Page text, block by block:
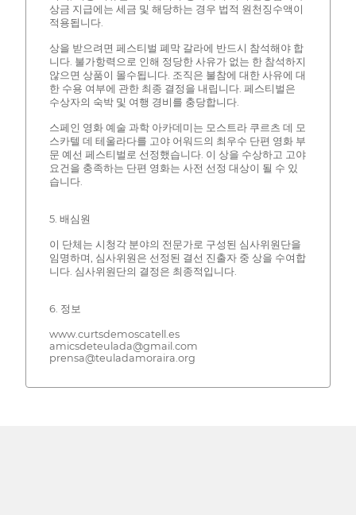
상금 지급에는 세금 및 해당하는 경우 법적 원천징수액이
적용됩니다.
상을 받으려면 페스티벌 폐막 갈라에 반드시 참석해야 합
니다. 불가항력으로 인해 정당한 사유가 없는 한 참석하지
않으면 상품이 몰수됩니다. 조직은 불참에 대한 사유에 대
한 수용 여부에 관한 최종 결정을 내립니다. 페스티벌은
수상자의 숙박 및 여행 경비를 충당합니다.
스페인 영화 예술 과학 아카데미는 모스트라 쿠르츠 데 모
스카텔 데 테울라다를 고야 어워드의 최우수 단편 영화 부
문 예선 페스티벌로 선정했습니다. 이 상을 수상하고 고야
요건을 충족하는 단편 영화는 사전 선정 대상이 될 수 있
습니다.
5. 배심원
이 단체는 시청각 분야의 전문가로 구성된 심사위원단을
임명하며, 심사위원은 선정된 결선 진출자 중 상을 수여합
니다. 심사위원단의 결정은 최종적입니다.
6. 정보
www.curtsdemoscatell.es
amicsdeteulada@gmail.com
prensa@teuladamoraira.org